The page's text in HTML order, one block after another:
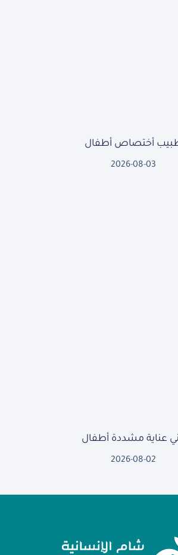
أختصاص أطفال
2026-08-03
عناية مشددة أطفال
2026-08-02